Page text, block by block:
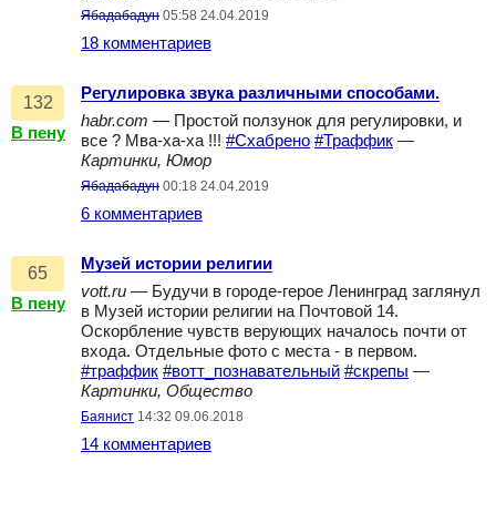
Ябадабадун 05:58 24.04.2019
18 комментариев
132
В пену
Регулировка звука различными способами.
habr.com — Простой ползунок для регулировки, и
все ? Мва-ха-ха !!! #Схабрено #Траффик —
Картинки, Юмор
Ябадабадун 00:18 24.04.2019
6 комментариев
65
В пену
Музей истории религии
vott.ru — Будучи в городе-герое Ленинград заглянул
в Музей истории религии на Почтовой 14.
Оскорбление чувств верующих началось почти от
входа. Отдельные фото с места - в первом.
#траффик #вотт_познавательный #скрепы —
Картинки, Общество
Баянист 14:32 09.06.2018
14 комментариев